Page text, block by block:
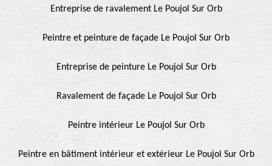
Entreprise de ravalement Le Poujol Sur Orb
Peintre et peinture de façade Le Poujol Sur Orb
Entreprise de peinture Le Poujol Sur Orb
Ravalement de façade Le Poujol Sur Orb
Peintre intérieur Le Poujol Sur Orb
Peintre en bâtiment intérieur et extérieur Le Poujol Sur Orb